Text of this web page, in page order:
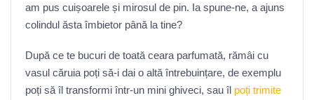
am pus cuișoarele și mirosul de pin. Ia spune-ne, a ajuns
colindul ăsta îmbietor până la tine?
După ce te bucuri de toată ceara parfumată, rămâi cu
vasul căruia poți să-i dai o altă întrebuințare, de exemplu
poți să îl transformi într-un mini ghiveci, sau îl poți trimite